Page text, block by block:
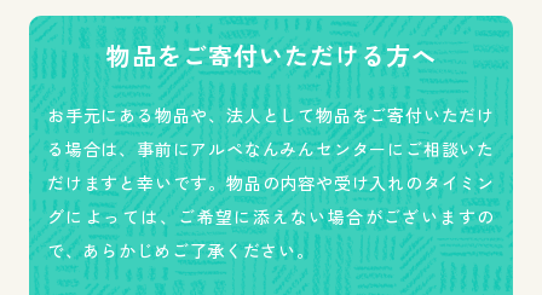
物品をご寄付いただける方へ
お手元にある物品や、法人として物品をご寄付いただけ
る場合は、事前にアルペなんみんセンターにご相談いた
だけますと幸いです。物品の内容や受け入れのタイミン
グによっては、ご希望に添えない場合がございますの
で、あらかじめご了承ください。